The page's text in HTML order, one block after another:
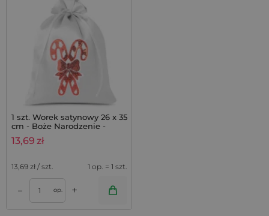
1 szt. Worek satynowy 26 x 35
cm - Boże Narodzenie -
Lizaki
13,69 zł
13,69 zł / szt. 1 op. = 1 szt.
– op. +